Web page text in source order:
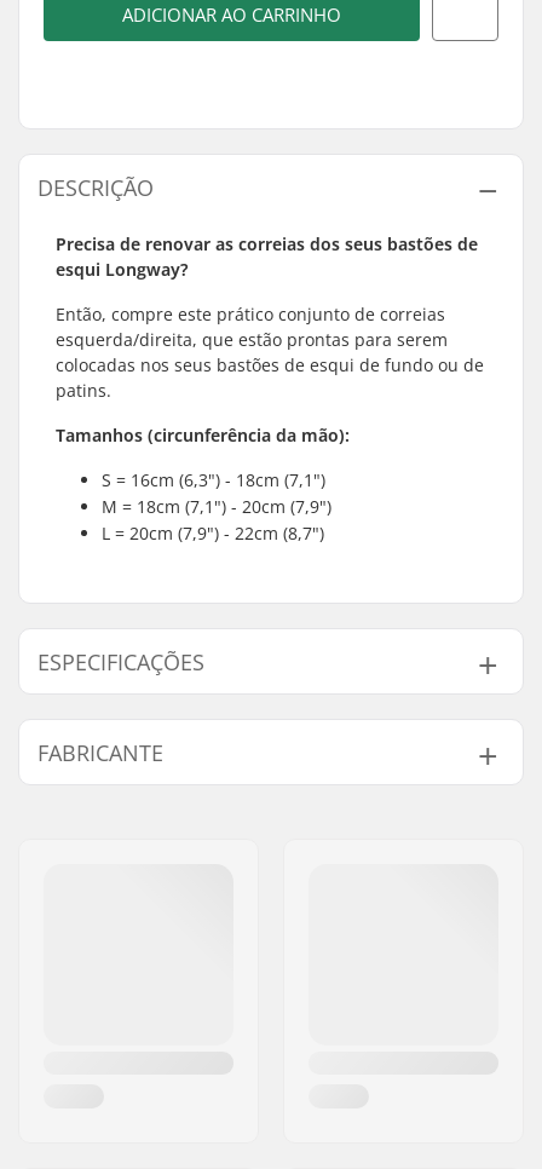
ADICIONAR AO CARRINHO
DESCRIÇÃO
Precisa de renovar as correias dos seus bastões de
esqui Longway?
Então, compre este prático conjunto de correias
esquerda/direita, que estão prontas para serem
colocadas nos seus bastões de esqui de fundo ou de
patins.
Tamanhos (circunferência da mão):
S = 16cm (6,3") - 18cm (7,1")
M = 18cm (7,1") - 20cm (7,9")
L = 20cm (7,9") - 22cm (8,7")
ESPECIFICAÇÕES
Itens por conjunto: 2
FABRICANTE